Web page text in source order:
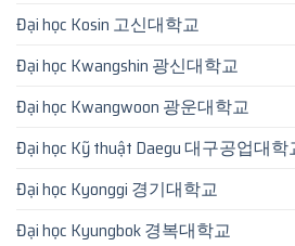
Đại học Kosin 고신대학교
Đại học Kwangshin 광신대학교
Đại học Kwangwoon 광운대학교
Đại học Kỹ thuật Daegu 대구공업대학
Đại học Kyonggi 경기대학교
Đại học Kyungbok 경복대학교